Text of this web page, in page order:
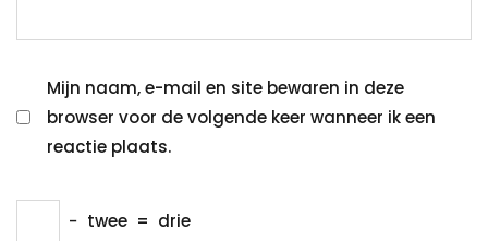
Mijn naam, e-mail en site bewaren in deze
browser voor de volgende keer wanneer ik een
reactie plaats.
− twee = drie